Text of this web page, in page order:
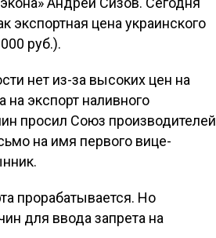
экспортная цена украинского
руб.).
нет из-за высоких цен на
экспорт наливного
просил Союз производителей
на имя первого вице-
прорабатывается. Но
для ввода запрета на